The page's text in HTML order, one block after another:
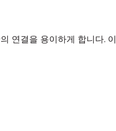
연결을 용이하게 합니다. 이